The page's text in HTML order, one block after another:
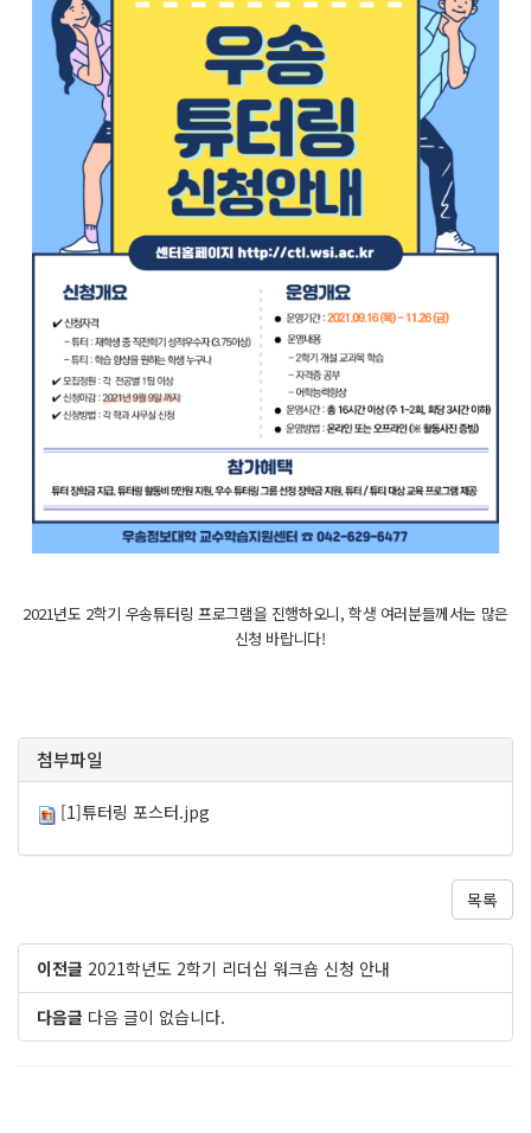
2021년도 2학기 우송튜터링 프로그램을 진행하오니, 학생 여러분들께서는 많은
신청 바랍니다!
첨부파일
[1]튜터링 포스터.jpg
목록
이전글 2021학년도 2학기 리더십 워크숍 신청 안내
다음글 다음 글이 없습니다.